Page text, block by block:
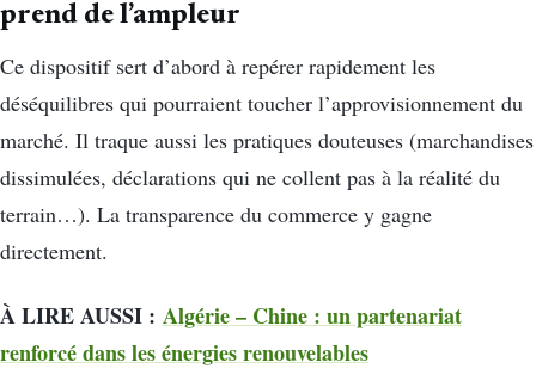
prend de l’ampleur
Ce dispositif sert d’abord à repérer rapidement les
déséquilibres qui pourraient toucher l’approvisionnement du
marché. Il traque aussi les pratiques douteuses (marchandises
dissimulées, déclarations qui ne collent pas à la réalité du
terrain…). La transparence du commerce y gagne
directement.
À LIRE AUSSI : Algérie – Chine : un partenariat
renforcé dans les énergies renouvelables